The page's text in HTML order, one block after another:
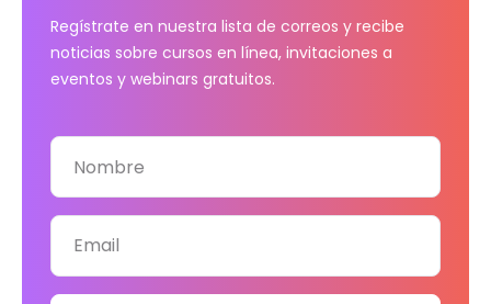
Regístrate en nuestra lista de correos y recibe
noticias sobre cursos en línea, invitaciones a
eventos y webinars gratuitos.
Nombre
Email